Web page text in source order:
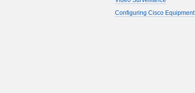
Configuring Cisco Equipment